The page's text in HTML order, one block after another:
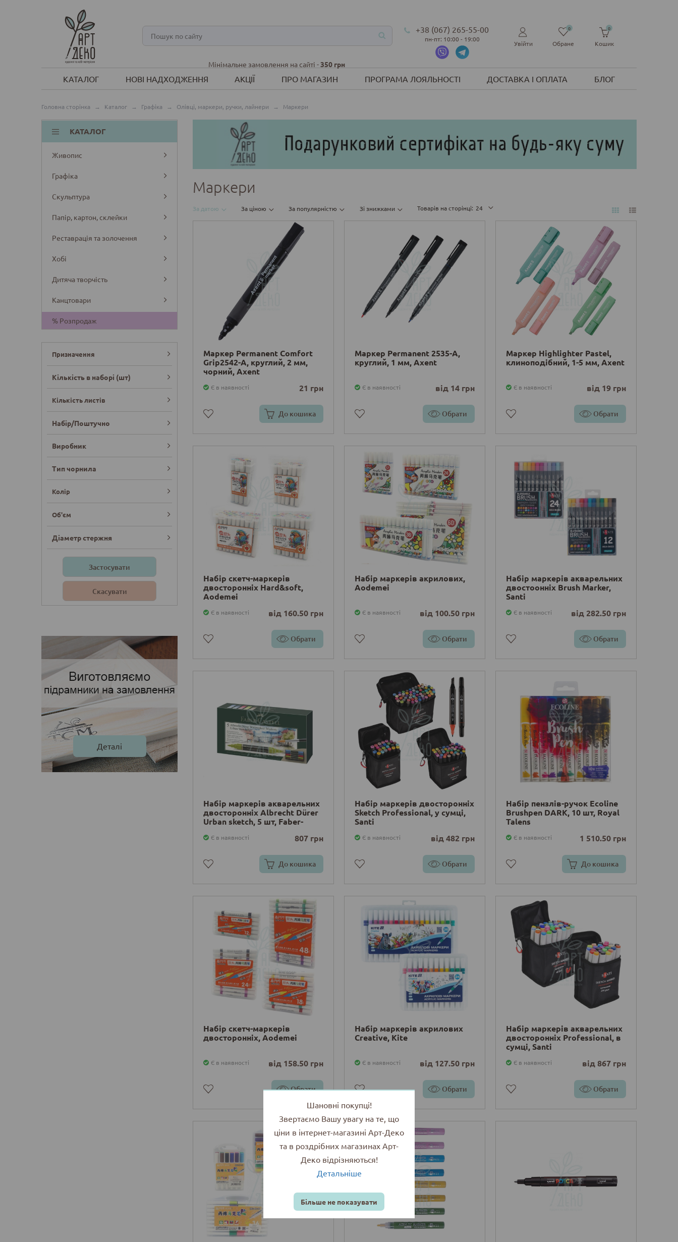
Мінімальне замовлення на сайті -350 грн
+38 (067) 265-55-00
пн-пт: 10:00 - 19:00
Увійти Обране
0
Кошик
0
КАТАЛОГ НОВІ НАДХОДЖЕННЯ АКЦІЇ ПРО МАГАЗИН ПРОГРАМА ЛОЯЛЬНОСТІ ДОСТАВКА І ОПЛАТА БЛОГ
Головна сторінка → Каталог → Графіка → Олівці, маркери, ручки, лайнери → Маркери
КАТАЛОГ
Живопис
Графіка
Скульптура
Папір, картон, склейки
Реставрація та золочення
Хобі
Дитяча творчість
Канцтовари
% Розпродаж
Призначення
Кількість в наборі (шт)
Кількість листів
Набір/Поштучно
Виробник
Тип чорнила
Колір
Об'єм
Діаметр стержня
Деталі
Деталі
Маркери
За датою За ціною За популярністю Зі знижками Товарів на сторінці: 24
Маркер Permanent Comfort
Grip2542-A, круглий, 2 мм,
чорний, Axent
Є в наявності 21 грн
До кошика
Маркер Permanent 2535-A,
круглий, 1 мм, Axent
Є в наявності від 14 грн
Обрати
Маркер Highlighter Pastel,
клиноподібний, 1-5 мм, Axent
Є в наявності від 19 грн
Обрати
Набір скетч-маркерів
двосторонніх Hard&soft,
Aodemei
Є в наявності від 160.50 грн
Обрати
Набір маркерів акрилових,
Aodemei
Є в наявності від 100.50 грн
Обрати
Набір маркерів акварельних
двостоонніх Brush Marker,
Santi
Є в наявності від 282.50 грн
Обрати
Набір маркерів акварельних
двосторонніх Albrecht Dürer
Urban sketch, 5 шт, Faber-
Є в наявності 807 грн
До кошика
Набір маркерів двосторонніх
Sketch Professional, у сумці,
Santi
Є в наявності від 482 грн
Обрати
Набір пензлів-ручок Ecoline
Brushpen DARK, 10 шт, Royal
Talens
Є в наявності 1 510.50 грн
До кошика
Набір скетч-маркерів
двосторонніх, Aodemei
Є в наявності від 158.50 грн
Обрати
Набір маркерів акрилових
Creative, Kite
Є в наявності від 127.50 грн
Обрати
Набір маркерів акварельних
двосторонніх Professional, в
сумці, Santi
Є в наявності від 867 грн
Обрати
Шановні покупці!
Звертаємо Вашу увагу на те, що
ціни в інтернет-магазині Арт-Деко
та в роздрібних магазинах Арт-
Деко відрізняються!
Детальніше
Більше не показувати